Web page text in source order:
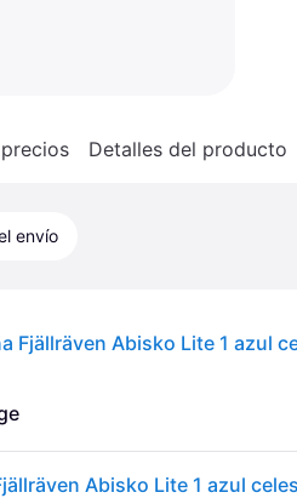
Detalles del producto
envío
Fjällräven Abisko Lite 1 azul
Abisko Lite 1 azul